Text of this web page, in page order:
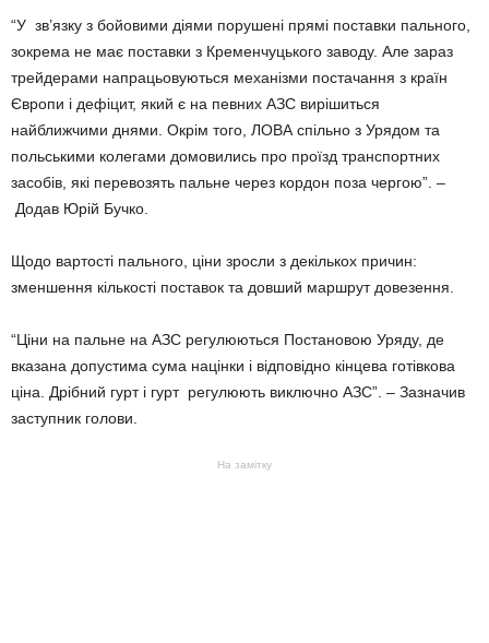
“У зв’язку з бойовими діями порушені прямі поставки пального,
зокрема не має поставки з Кременчуцького заводу. Але зараз
трейдерами напрацьовуються механізми постачання з країн
Європи і дефіцит, який є на певних АЗС вирішиться
найближчими днями. Окрім того, ЛОВА спільно з Урядом та
польськими колегами домовились про проїзд транспортних
засобів, які перевозять пальне через кордон поза чергою”. –
Додав Юрій Бучко.
Щодо вартості пального, ціни зросли з декількох причин:
зменшення кількості поставок та довший маршрут довезення.
“Ціни на пальне на АЗС регулюються Постановою Уряду, де
вказана допустима сума націнки і відповідно кінцева готівкова
ціна. Дрібний гурт і гурт регулюють виключно АЗС”. – Зазначив
заступник голови.
На замітку